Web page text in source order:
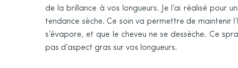
de la brillance à vos longueurs. Je l’ai réalisé pour
tendance sèche. Ce soin va permettre de maintenir
s’évapore, et que le cheveu ne se dessèche. Ce
pas d’aspect gras sur vos longueurs.